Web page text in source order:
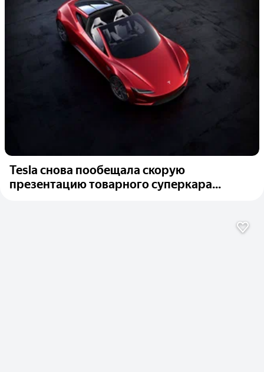
Tesla снова пообещала скорую
презентацию товарного суперкара...